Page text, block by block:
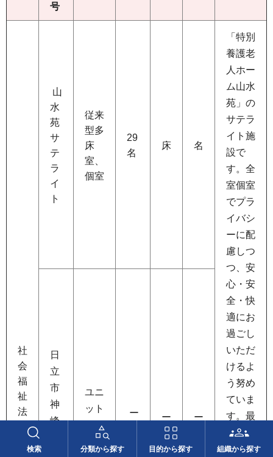
検索 分類から探す 目的から探す 組織から探す
号
社
会
福
祉
法
山
水
苑
サ
テ
ラ
イ
ト
従来
型多
床
室、
個室
29
名
床 名
「特別
養護老
人ホー
ム山水
苑」の
サテラ
イト施
設で
す。全
室個室
でプラ
イバシ
ーに配
慮しつ
つ、安
心・安
全・快
適にお
過ごし
いただ
けるよ
う努め
ていま
す。最
新の入
浴設備
日
立
市
神
峰
ユニ
ット
型個
室
ー
ー
床
ー